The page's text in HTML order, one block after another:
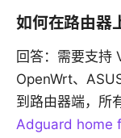
如何在路由器
回答：需要支持
OpenWrt、
到路由器端，所
Adguard home